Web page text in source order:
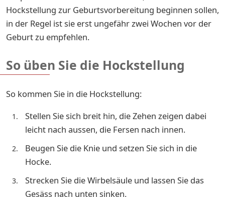
Hockstellung zur Geburtsvorbereitung beginnen sollen,
in der Regel ist sie erst ungefähr zwei Wochen vor der
Geburt zu empfehlen.
So üben Sie die Hockstellung
So kommen Sie in die Hockstellung:
Stellen Sie sich breit hin, die Zehen zeigen dabei
leicht nach aussen, die Fersen nach innen.
Beugen Sie die Knie und setzen Sie sich in die
Hocke.
Strecken Sie die Wirbelsäule und lassen Sie das
Gesäss nach unten sinken.